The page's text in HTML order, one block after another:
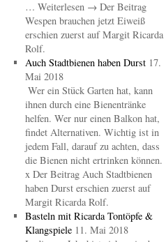
… Weiterlesen → Der Beitrag
Wespen brauchen jetzt Eiweiß
erschien zuerst auf Margit Ricarda
Rolf.
Auch Stadtbienen haben Durst 17.
Mai 2018
Wer ein Stück Garten hat, kann
ihnen durch eine Bienentränke
helfen. Wer nur einen Balkon hat,
findet Alternativen. Wichtig ist in
jedem Fall, darauf zu achten, dass
die Bienen nicht ertrinken können.
x Der Beitrag Auch Stadtbienen
haben Durst erschien zuerst auf
Margit Ricarda Rolf.
Basteln mit Ricarda Tontöpfe &
Klangspiele 11. Mai 2018